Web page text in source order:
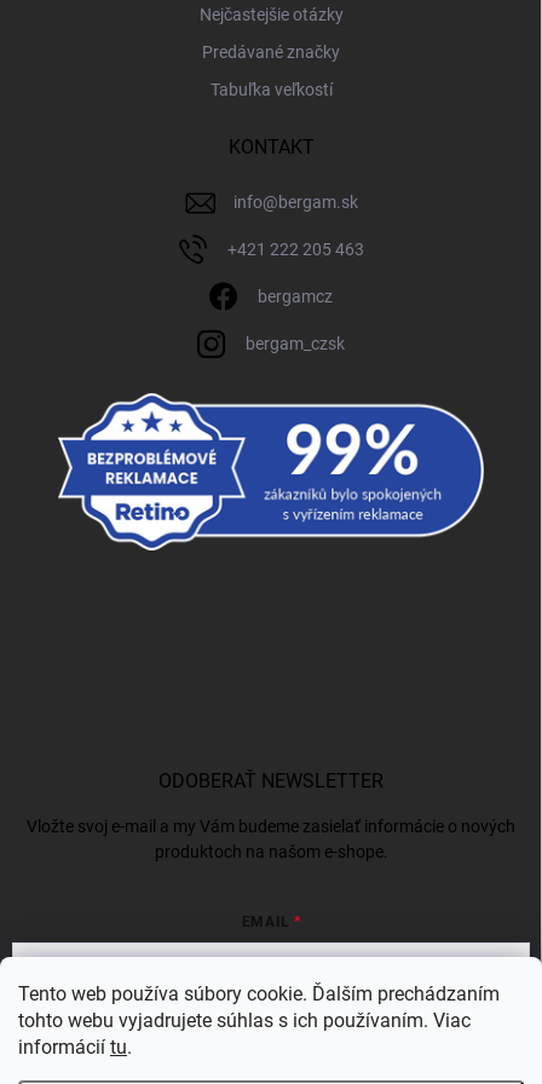
Tento web používa súbory cookie. Ďalším prechádzaním
tohto webu vyjadrujete súhlas s ich používaním. Viac
informácií tu.
Nejčastejšie otázky
Predávané značky
Tabuľka veľkostí
KONTAKT
info@bergam.sk
+421 222 205 463
bergamcz
bergam_czsk
ODOBERAŤ NEWSLETTER
Vložte svoj e-mail a my Vám budeme zasielať informácie o nových
produktoch na našom e-shope.
EMAIL
Vložením e-mailu súhlasíte s